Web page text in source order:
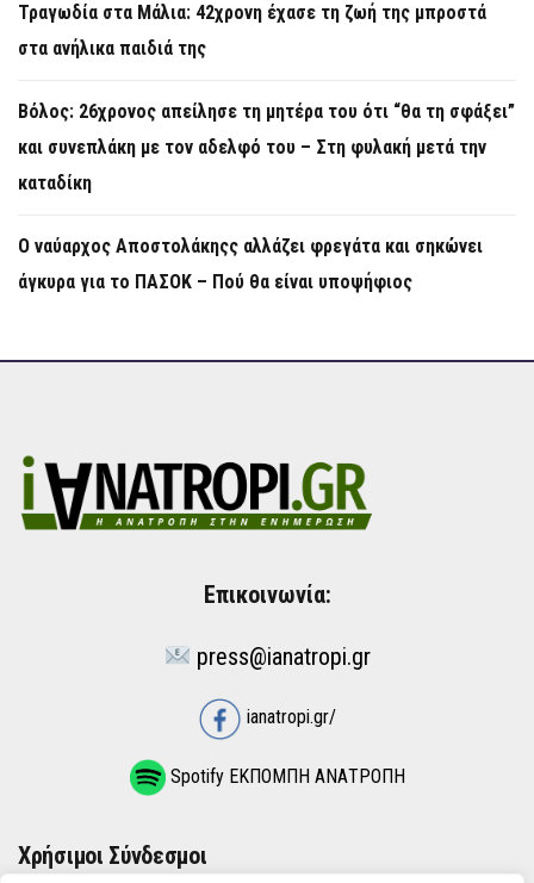
Τραγωδία στα Μάλια: 42χρονη έχασε τη ζωή της μπροστά
στα ανήλικα παιδιά της
Βόλος: 26χρονος απείλησε τη μητέρα του ότι “θα τη σφάξει”
και συνεπλάκη με τον αδελφό του – Στη φυλακή μετά την
καταδίκη
Ο ναύαρχος Αποστολάκηςς αλλάζει φρεγάτα και σηκώνει
άγκυρα για το ΠΑΣΟΚ – Πού θα είναι υποψήφιος
Επικοινωνία:
press@ianatropi.gr
ianatropi.gr/
Spotify ΕΚΠΟΜΠΗ ΑΝΑΤΡΟΠΗ
Χρήσιμοι Σύνδεσμοι